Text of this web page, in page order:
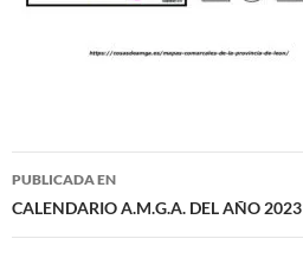
Navegación
de
PUBLICADA EN
CALENDARIO A.M.G.A. DEL AÑO 2023